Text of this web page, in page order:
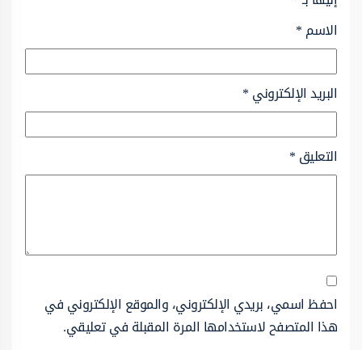
الاسم*
البريد الإلكتروني*
التعليق*
احفظ اسمي، بريدي الإلكتروني، والموقع الإلكتروني في
هذا المتصفح لاستخدامها المرة المقبلة في تعليقي.